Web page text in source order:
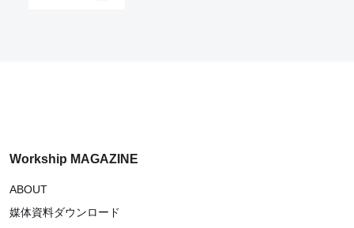
Workship MAGAZINE
ABOUT
媒体資料ダウンロード